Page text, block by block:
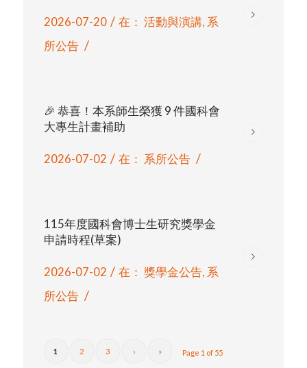
2026-07-20 / 在： 活動與演講, 系
所公告 /
🎉 恭喜！本系師生榮獲 9 件國科會
大專生計畫補助
2026-07-02 / 在： 系所公告 /
115年度國科會博士生研究獎學金
申請時程(草案)
2026-07-02 / 在： 獎學金公告, 系
所公告 /
Page 1 of 55
1 2 3 › »